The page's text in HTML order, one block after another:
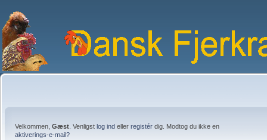
Velkommen, Gæst . Venligst log ind eller registér dig. Modtog du ikke en
aktiverings-e-mail?